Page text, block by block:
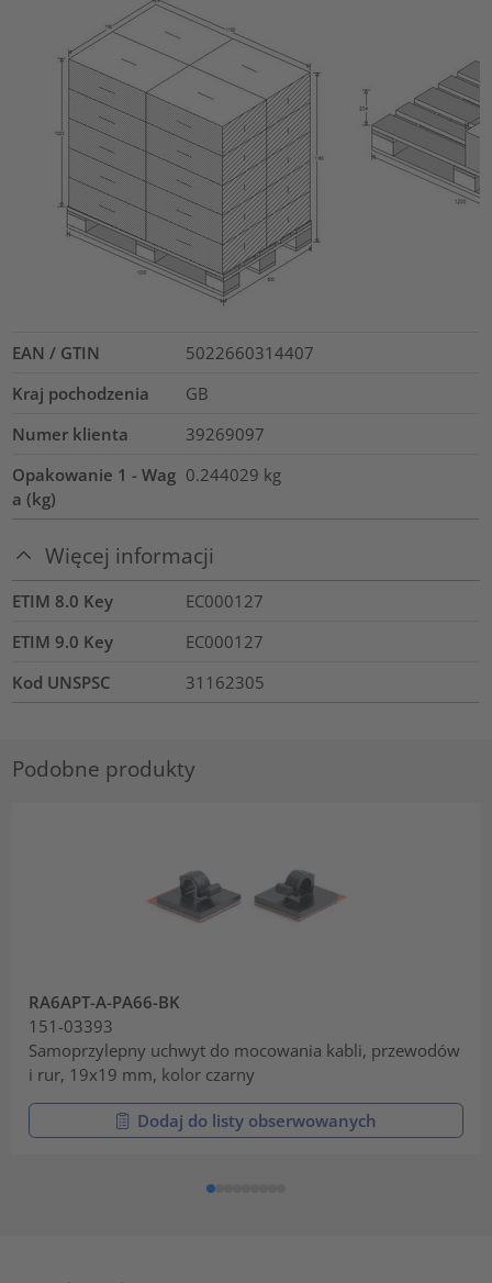
EAN / GTIN
5022660314407
Kraj pochodzenia
GB
Numer klienta
39269097
Opakowanie 1 - Wag
a (kg)
0.244029 kg
Więcej informacji
ETIM 8.0 Key
EC000127
ETIM 9.0 Key
EC000127
Kod UNSPSC
31162305
Podobne produkty
RA6APT-A-PA66-BK
151-03393
Samoprzylepny uchwyt do mocowania kabli, przewodów
i rur, 19x19 mm, kolor czarny
Dodaj do listy obserwowanych